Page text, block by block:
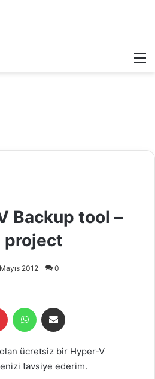
Backup tool –
2012 0
ücretsiz bir Hyper-V
tavsiye ederim.